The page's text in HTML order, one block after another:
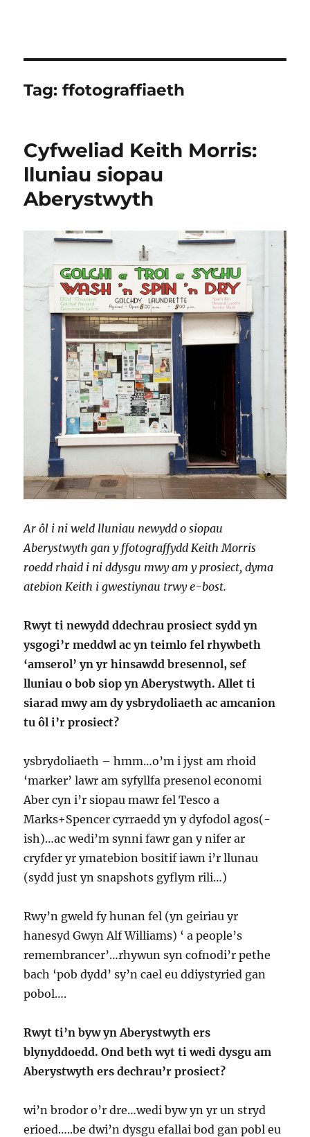
Tag:ffotograffiaeth
Cyfweliad Keith Morris:
lluniau siopau
Aberystwyth
Ar ôl i ni weld lluniau newydd o siopau
Aberystwyth gan y ffotograffydd Keith Morris
roedd rhaid i ni ddysgu mwy am y prosiect, dyma
atebion Keith i gwestiynau trwy e-bost.
Rwyt ti newydd ddechrau prosiect sydd yn
ysgogi’r meddwl ac yn teimlo fel rhywbeth
‘amserol’ yn yr hinsawdd bresennol, sef
lluniau o bob siop yn Aberystwyth. Allet ti
siarad mwy am dy ysbrydoliaeth ac amcanion
tu ôl i’r prosiect?
ysbrydoliaeth – hmm…o’m i jyst am rhoid
‘marker’ lawr am syfyllfa presenol economi
Aber cyn i’r siopau mawr fel Tesco a
Marks+Spencer cyrraedd yn y dyfodol agos(-
ish)…ac wedi’m synni fawr gan y nifer ar
cryfder yr ymatebion bositif iawn i’r llunau
(sydd just yn snapshots gyflym rili…)
Rwy’n gweld fy hunan fel (yn geiriau yr
hanesyd Gwyn Alf Williams) ‘ a people’s
remembrancer’…rhywun syn cofnodi’r pethe
bach ‘pob dydd’ sy’n cael eu ddiystyried gan
pobol….
Rwyt ti’n byw yn Aberystwyth ers
blynyddoedd. Ond beth wyt ti wedi dysgu am
Aberystwyth ers dechrau’r prosiect?
wi’n brodor o’r dre…wedi byw yn yr un stryd
erioed…..be dwi’n dysgu efallai bod gan pobl eu